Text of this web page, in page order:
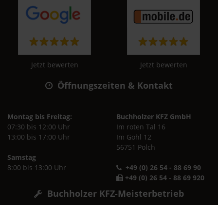
Jetzt bewerten Jetzt bewerten
Öffnungszeiten & Kontakt
Montag bis Freitag:
07:30 bis 12:00 Uhr
13:00 bis 17:00 Uhr
Samstag
8:00 bis 13:00 Uhr
Buchholzer KFZ GmbH
Im roten Tal 16
Im Gohl 12
56751 Polch
+49 (0) 26 54 - 88 69 90
+49 (0) 26 54 - 88 69 920
Buchholzer KFZ-Meisterbetrieb